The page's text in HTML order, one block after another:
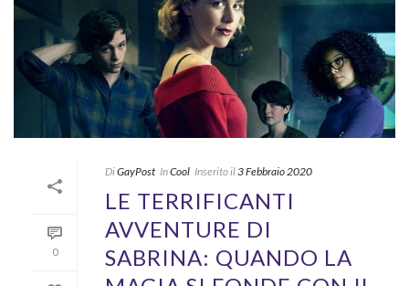
0
DiGayPost InCool Inserito il3 Febbraio 2020
LE TERRIFICANTI
AVVENTURE DI
SABRINA: QUANDO LA